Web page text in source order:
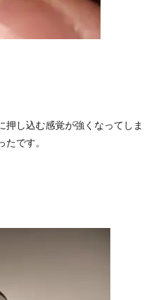
押し込む感覚が強くなってしま
です。